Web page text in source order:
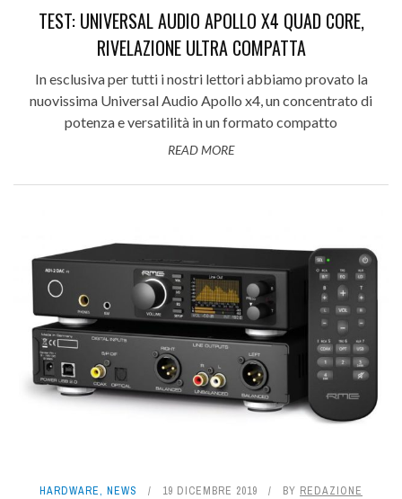
TEST: UNIVERSAL AUDIO APOLLO X4 QUAD CORE,
RIVELAZIONE ULTRA COMPATTA
In esclusiva per tutti i nostri lettori abbiamo provato la
nuovissima Universal Audio Apollo x4, un concentrato di
potenza e versatilità in un formato compatto
READ MORE
HARDWARE, NEWS 19 DICEMBRE 2019 BY REDAZIONE